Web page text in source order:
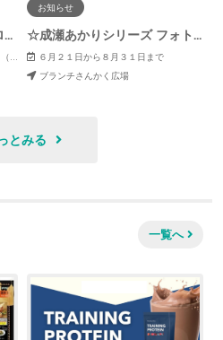
アプリ「トクイコ」ダウンロードで豪華賞品が当たる！
お知らせ
☆成瀬あかりシリーズ フォトスポット設置しました☆
６月２１日から８月３１日まで
ブランチさんかく広場
とみる
一覧へ